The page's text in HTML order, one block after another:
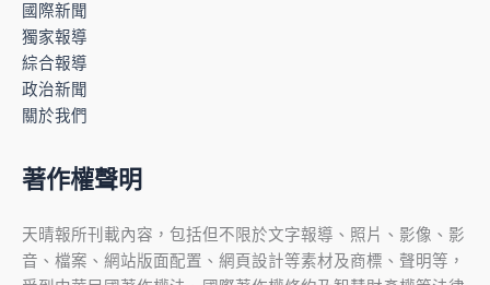
國際新聞
獨家報導
綜合報導
政治新聞
關於我們
著作權聲明
天晴報所刊載內容，包括但不限於文字報導、照片、影像、影
音、檔案、網站版面配置、網頁設計等素材及商標、聲明等，